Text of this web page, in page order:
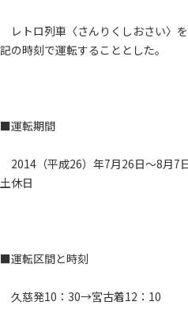
レトロ列車〈さんりくしおさい〉
記の時刻で運転することとした。
■運転期間
2014（平成26）年7月26日～8月7
土休日
■運転区間と時刻
久慈発10：30→宮古着12：10